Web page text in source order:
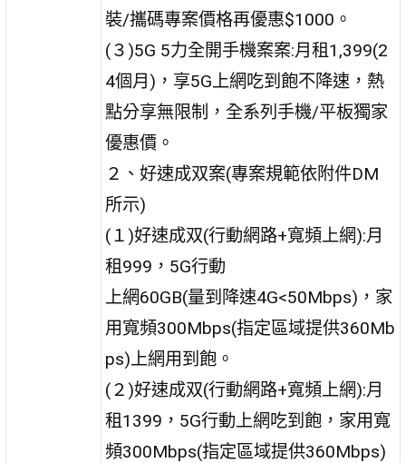
裝/攜碼專案價格再優惠$1000。
(３)5G 5力全開手機案案:月租1,399(2
4個月)，享5G上網吃到飽不降速，熱
點分享無限制，全系列手機/平板獨家
優惠價。
２、好速成双案(專案規範依附件DM
所示)
(１)好速成双(行動網路+寬頻上網):月
租999，5G行動
上網60GB(量到降速4G<50Mbps)，家
用寬頻300Mbps(指定區域提供360Mb
ps)上網用到飽。
(２)好速成双(行動網路+寬頻上網):月
租1399，5G行動上網吃到飽，家用寬
頻300Mbps(指定區域提供360Mbps)